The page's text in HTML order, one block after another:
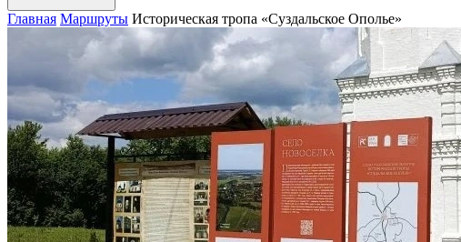
Главная Маршруты Историческая тропа «Суздальское Ополье»